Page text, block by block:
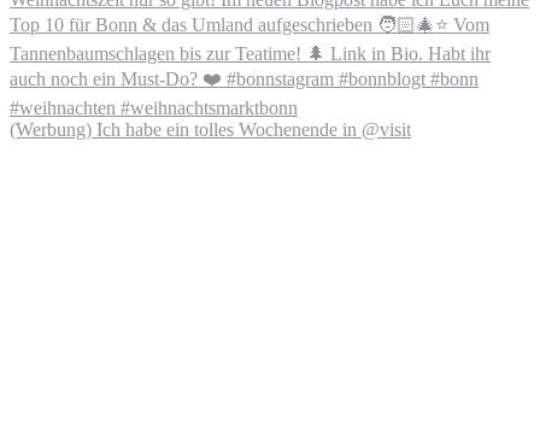
(Werbung) Ich habe ein tolles Wochenende in @visit